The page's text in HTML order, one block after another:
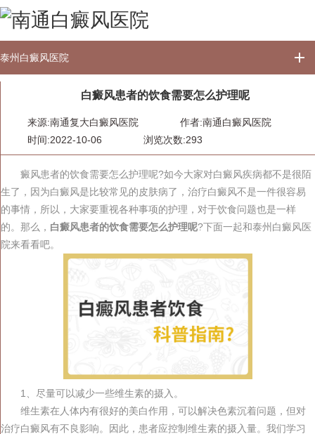
泰州白癜风医院
白癜风患者的饮食需要怎么护理呢
来源:南通复大白癜风医院 作者:南通白癜风医院
时间:2022-10-06
浏览次数:293
癜风患者的饮食需要怎么护理呢?如今大家对白癜风疾病都不是很陌
生了，因为白癜风是比较常见的皮肤病了，治疗白癜风不是一件很容易
的事情，所以，大家要重视各种事项的护理，对于饮食问题也是一样
的。那么， 白癜风患者的饮食需要怎么护理呢?下面一起和泰州白癜风医
院来看看吧。
1、尽量可以减少一些维生素的摄入。
维生素在人体内有很好的美白作用，可以解决色素沉着问题，但对
治疗白癜风有不良影响。因此，患者应控制维生素的摄入量。我们学习